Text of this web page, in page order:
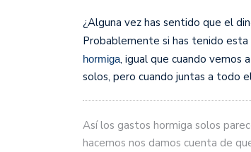
¿Alguna vez has sentido que el
Probablemente si has tenido
hormiga, igual que cuando vemos
solos, pero cuando juntas a todo
Así los gastos hormiga solos
hacemos nos damos cuenta de